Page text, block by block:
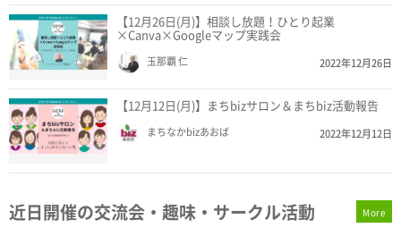
【12月26日(月)】相談し放題！ひとり起業
×Canva×Googleマップ実践会
玉那覇 仁 2022年12月26日
【12月12日(月)】まちbizサロン＆まちbiz活動報告
まちなかbizあおば 2022年12月12日
近日開催の交流会・趣味・サークル活動 More